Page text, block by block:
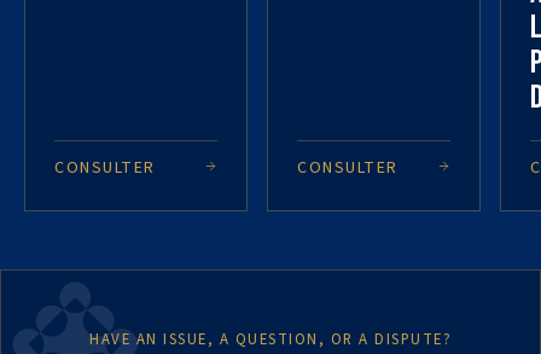
CONSULTER CONSULTER
HAVE AN ISSUE, A QUESTION, OR A DISPUTE?